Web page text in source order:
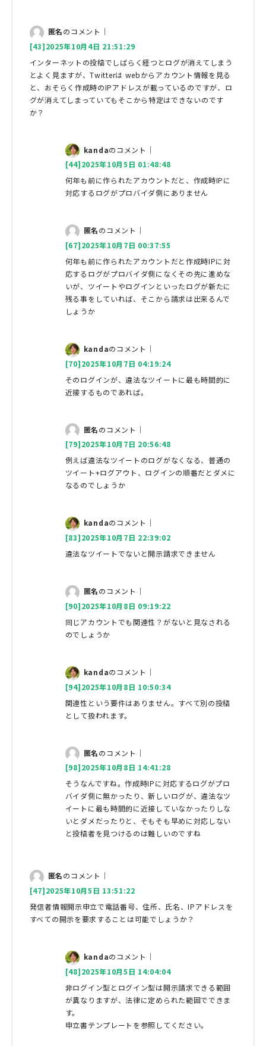
匿名のコメント｜
[43]2025年10月4日 21:51:29
インターネットの投稿でしばらく経つとログが消えてしまう
とよく見ますが、Twitterは webからアカウント情報を見る
と、おそらく作成時のIPアドレスが載っているのですが、ロ
グが消えてしまっていてもそこから特定はできないのです
か？
kandaのコメント｜
[44]2025年10月5日 01:48:48
何年も前に作られたアカウントだと、作成時IPに
対応するログがプロバイダ側にありません
匿名のコメント｜
[67]2025年10月7日 00:37:55
何年も前に作られたアカウントだと作成時IPに対
応するログがプロバイダ側になくその先に進めな
いが、ツイートやログインといったログが新たに
残る事をしていれば、そこから請求は出来るんで
しょうか
kandaのコメント｜
[70]2025年10月7日 04:19:24
そのログインが、違法なツイートに最も時間的に
近接するものであれば。
匿名のコメント｜
[79]2025年10月7日 20:56:48
例えば違法なツイートのログがなくなる、普通の
ツイート+ログアウト、ログインの順番だとダメに
なるのでしょうか
kandaのコメント｜
[83]2025年10月7日 22:39:02
違法なツイートでないと開示請求できません
匿名のコメント｜
[90]2025年10月8日 09:19:22
同じアカウントでも関連性？がないと見なされる
のでしょうか
kandaのコメント｜
[94]2025年10月8日 10:50:34
関連性という要件はありません。すべて別の投稿
として扱われます。
匿名のコメント｜
[98]2025年10月8日 14:41:28
そうなんですね。作成時IPに対応するログがプロ
バイダ側に無かったり、新しいログが、違法なツ
イートに最も時間的に近接していなかったりしな
いとダメだったりと、そもそも早めに対応しない
と投稿者を見つけるのは難しいのですね
匿名のコメント｜
[47]2025年10月5日 13:51:22
発信者情報開示申立で電話番号、住所、氏名、IPアドレスを
すべての開示を要求することは可能でしょうか？
kandaのコメント｜
[48]2025年10月5日 14:04:04
非ログイン型とログイン型は開示請求できる範囲
が異なりますが、法律に定められた範囲でできま
す。
申立書テンプレートを参照してください。